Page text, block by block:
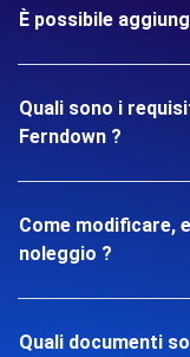
È possibile
Quali sono i
Ferndown ?
Come modificare,
noleggio ?
Quali documenti